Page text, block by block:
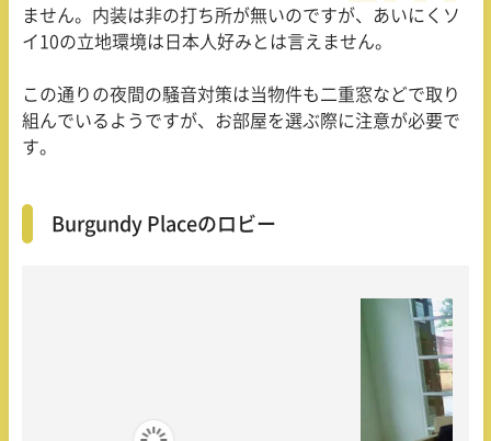
ません。内装は非の打ち所が無いのですが、あいにくソ
イ10の立地環境は日本人好みとは言えません。
この通りの夜間の騒音対策は当物件も二重窓などで取り
組んでいるようですが、お部屋を選ぶ際に注意が必要で
す。
Burgundy Placeのロビー